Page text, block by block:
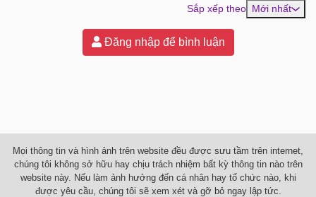
Sắp xếp theo Mới nhất
Đăng nhập để bình luận
Mọi thông tin và hình ảnh trên website đều được sưu tầm trên internet,
chúng tôi không sở hữu hay chịu trách nhiệm bất kỳ thông tin nào trên
website này. Nếu làm ảnh hưởng đến cá nhân hay tổ chức nào, khi
được yêu cầu, chúng tôi sẽ xem xét và gỡ bỏ ngay lập tức.